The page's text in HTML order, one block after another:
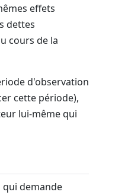
effets
dettes
cours de la
d'observation
cette période),
lui-même qui
qui demande